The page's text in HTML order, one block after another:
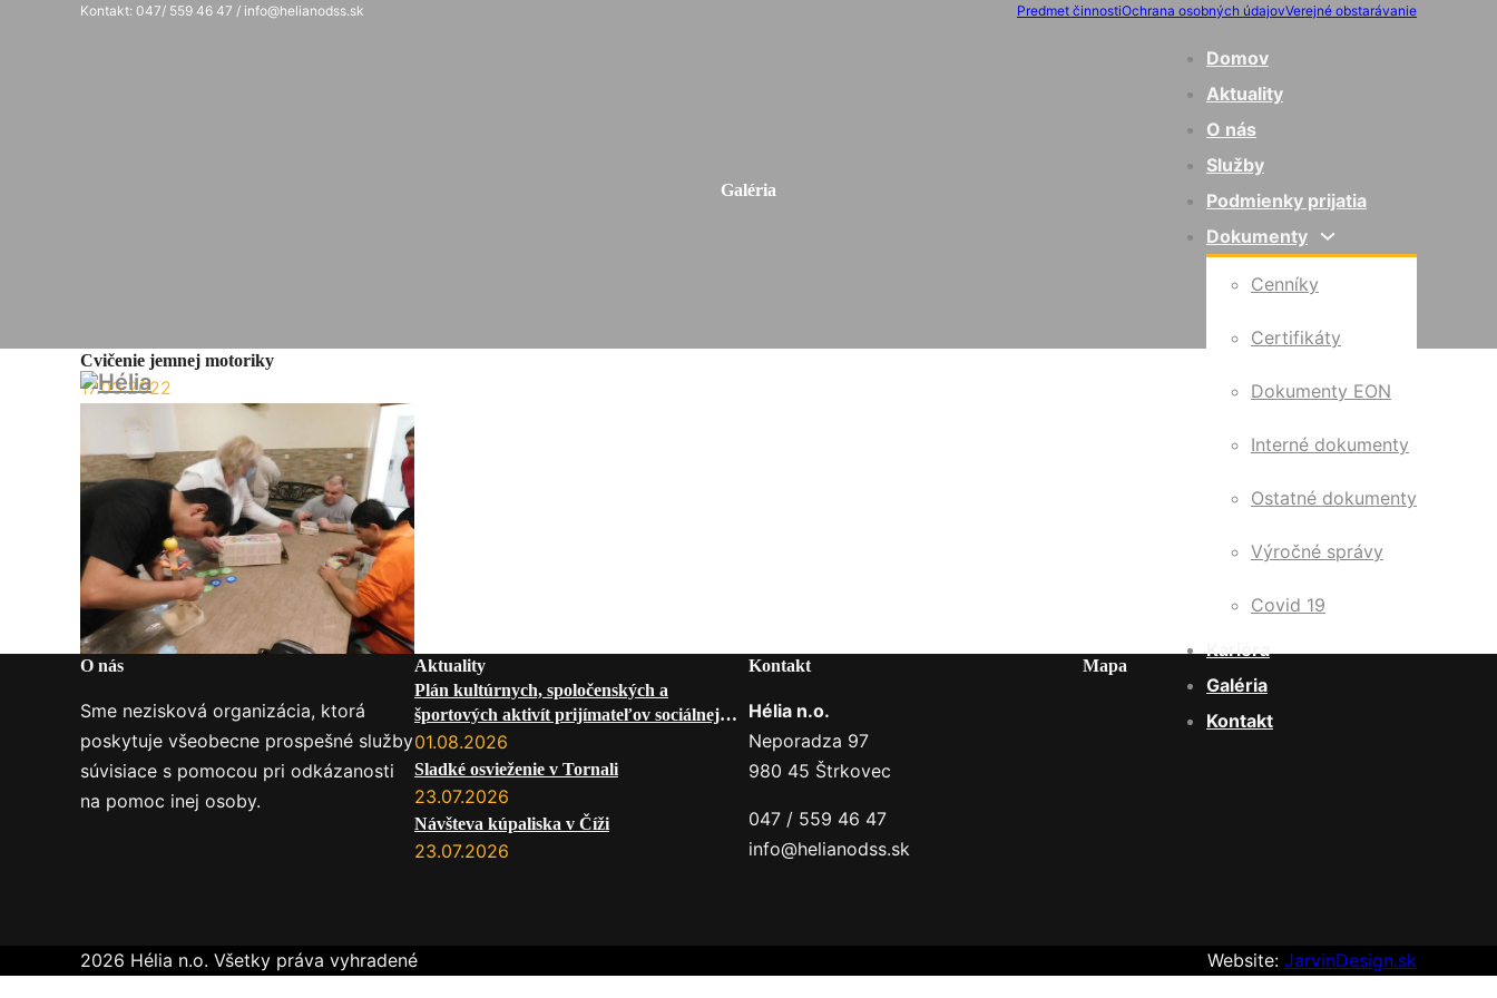
Kontakt: 047/ 559 46 47 / info@helianodss.sk Predmet činnostiOchrana osobných údajovVerejné obstarávanie
Domov
Aktuality
O nás
Služby
Podmienky prijatia
Dokumenty
Cenníky
Certifikáty
Dokumenty EON
Interné dokumenty
Ostatné dokumenty
Výročné správy
Covid 19
Kariéra
Galéria
Kontakt
Galéria
Cvičenie jemnej motoriky
17.03.2022
O nás
Sme nezisková organizácia, ktorá
poskytuje všeobecne prospešné služby
súvisiace s pomocou pri odkázanosti
na pomoc inej osoby.
Aktuality
Plán kultúrnych, spoločenských a
športových aktivít prijímateľov sociálnej
služby na mesiac AUGUST 2026
01.08.2026
Sladké osvieženie v Tornali
23.07.2026
Návšteva kúpaliska v Číži
23.07.2026
Kontakt
Hélia n.o.
Neporadza 97
980 45 Štrkovec
047 / 559 46 47
info@helianodss.sk
Mapa
2026 Hélia n.o. Všetky práva vyhradené Website: JarvinDesign.sk